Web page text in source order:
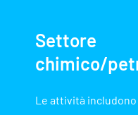
Settore
chimico/
Le attività